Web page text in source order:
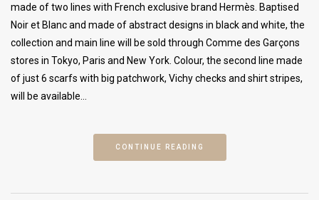
made of two lines with French exclusive brand Hermès. Baptised
Noir et Blanc and made of abstract designs in black and white, the
collection and main line will be sold through Comme des Garçons
stores in Tokyo, Paris and New York. Colour, the second line made
of just 6 scarfs with big patchwork, Vichy checks and shirt stripes,
will be available…
CONTINUE READING